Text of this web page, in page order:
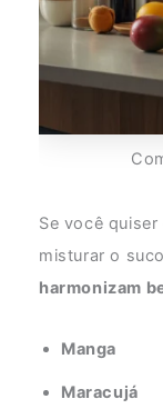
Se você
misturar o
harmonizam
Manga
Maracujá